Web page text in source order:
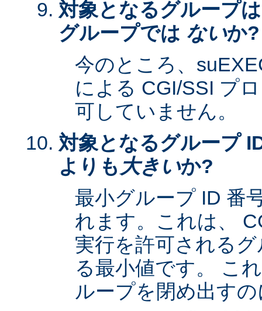
対象となるグループ
グループでは ないか?
今のところ、
による CGI/SSI プ
可していません。
対象となるグループ
よりも 大きいか?
最小グループ ID 番
れます。これは、
実行を許可される
る最小値です。 こ
ループを閉め出す